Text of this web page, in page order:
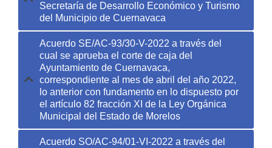
Secretaría de Desarrollo Económico y Turismo
del Municipio de Cuernavaca
Acuerdo SE/AC-93/30-V-2022 a través del
cual se aprueba el corte de caja del
Ayuntamiento de Cuernavaca,
correspondiente al mes de abril del año 2022,
lo anterior con fundamento en lo dispuesto por
el artículo 82 fracción XI de la Ley Orgánica
Municipal del Estado de Morelos
Acuerdo SO/AC-94/01-VI-2022 a través del